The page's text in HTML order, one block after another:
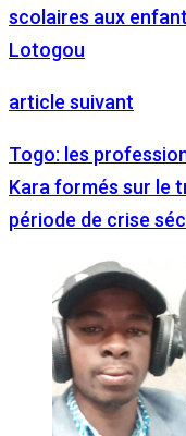
scolaires aux
Lotogou
article suivant
Togo: les
Kara formés sur le
période de crise